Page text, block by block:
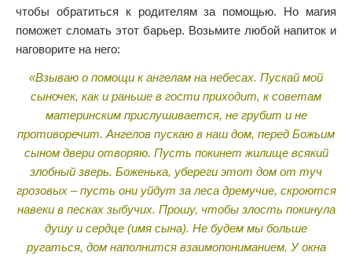
чтобы обратиться к родителям за помощью. Но магия
поможет сломать этот барьер. Возьмите любой напиток и
наговорите на него:
«Взываю о помощи к ангелам на небесах. Пускай мой
сыночек, как и раньше в гости приходит, к советам
материнским прислушивается, не грубит и не
противоречит. Ангелов пускаю в наш дом, перед Божьим
сыном двери отворяю. Пусть покинет жилище всякий
злобный зверь. Боженька, убереги этот дом от туч
грозовых – пусть они уйдут за леса дремучие, скроются
навеки в песках зыбучих. Прошу, чтобы злость покинула
душу и сердце (имя сына). Не будем мы больше
ругаться, дом наполнится взаимопониманием. У окна